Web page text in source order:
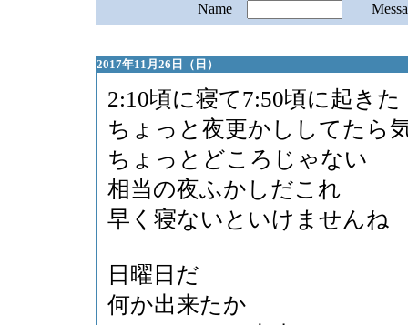
Name
2017年11月26日（日）
2:10頃に寝て7:50頃に起きた
ちょっと夜更かししてたら
ちょっとどころじゃない
相当の夜ふかしだこれ
早く寝ないといけませんね
日曜日だ
何か出来たか